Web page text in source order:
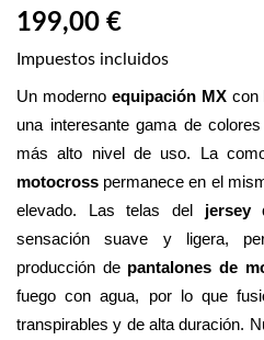
199,00 €
Impuestos incluidos
Un moderno equipación MX con
una interesante gama de
más alto nivel de uso. La
motocross permanece en el
elevado. Las telas del jersey
sensación suave y ligera,
producción de pantalones de
fuego con agua, por lo que
transpirables y de alta duración.